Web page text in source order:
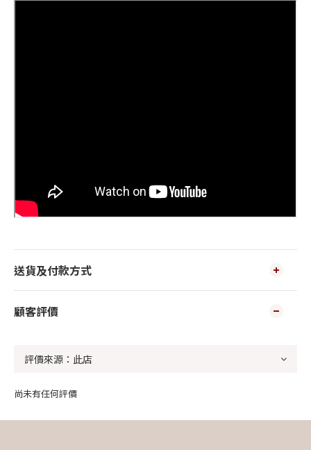
送貨及付款方式
顧客評價
尚未有任何評價